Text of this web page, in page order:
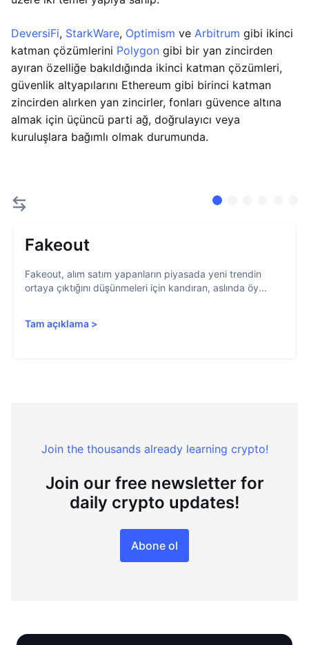
DeversiFi, StarkWare, Optimism ve Arbitrum gibi ikinci
katman çözümlerini Polygon gibi bir yan zincirden
ayıran özelliğe bakıldığında ikinci katman çözümleri,
güvenlik altyapılarını Ethereum gibi birinci katman
zincirden alırken yan zincirler, fonları güvence altına
almak için üçüncü parti ağ, doğrulayıcı veya
kuruluşlara bağımlı olmak durumunda.
Fakeout
Fakeout, alım satım yapanların piyasada yeni trendin
ortaya çıktığını düşünmeleri için kandıran, aslında öy...
Tam açıklama >
Join the thousands already learning crypto!
Join our free newsletter for
daily crypto updates!
Abone ol